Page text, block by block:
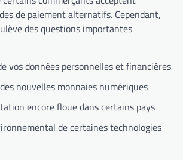
de paiement alternatifs. Cependant,
des questions importantes
vos données personnelles et financières
nouvelles monnaies numériques
encore floue dans certains pays
de certaines technologies